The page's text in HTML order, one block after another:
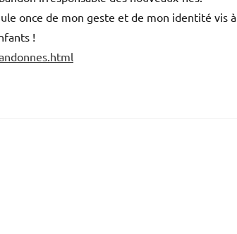
once de mon geste et de mon identité vis à
!